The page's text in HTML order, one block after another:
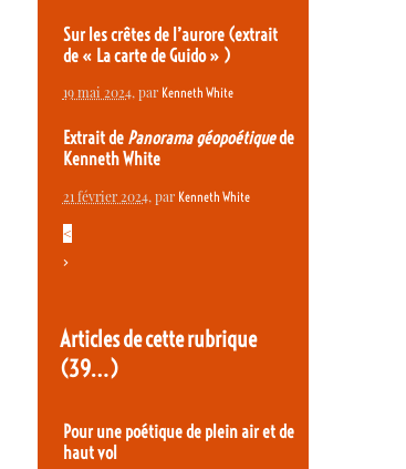
Sur les crêtes de l’aurore (extrait
de « La carte de Guido » )
19 mai 2024, par Kenneth White
Extrait de Panorama géopoétiquede
Kenneth White
21 février 2024, par Kenneth White
<
>
Articles de cette rubrique
(39…)
Pour une poétique de plein air et de
haut vol